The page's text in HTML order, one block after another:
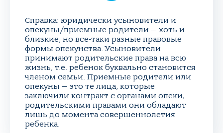
Справка: юридически усыновители и
опекуны/приемные родители — хоть и
близкие, но все-таки разные правовые
формы опекунства. Усыновители
принимают родительские права на всю
жизнь, т.е. ребенок буквально становится
членом семьи. Приемные родители или
опекуны — это те лица, которые
заключили контракт с органами опеки,
родительскими правами они обладают
лишь до момента совершеннолетия
ребенка.